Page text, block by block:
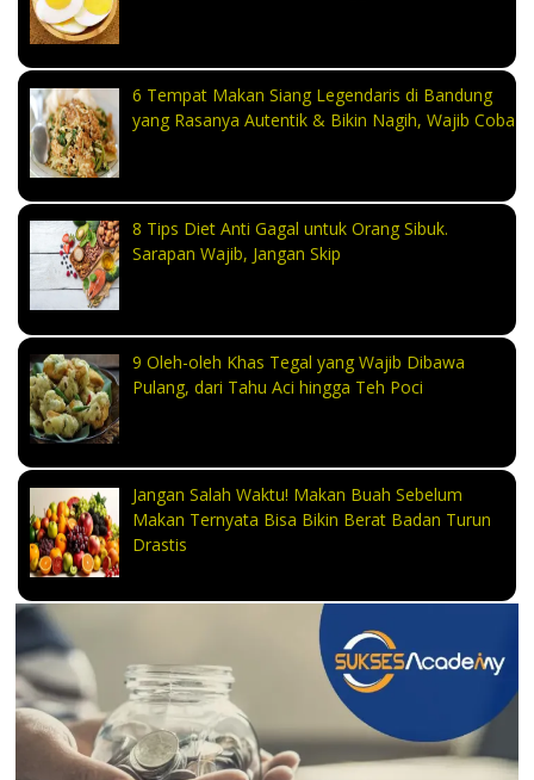
6 Tempat Makan Siang Legendaris di Bandung
yang Rasanya Autentik & Bikin Nagih, Wajib Coba
8 Tips Diet Anti Gagal untuk Orang Sibuk.
Sarapan Wajib, Jangan Skip
9 Oleh-oleh Khas Tegal yang Wajib Dibawa
Pulang, dari Tahu Aci hingga Teh Poci
Jangan Salah Waktu! Makan Buah Sebelum
Makan Ternyata Bisa Bikin Berat Badan Turun
Drastis